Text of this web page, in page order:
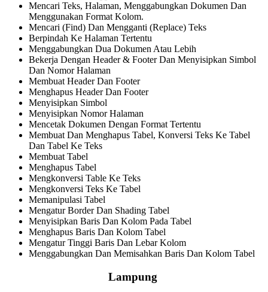
Mencari Teks, Halaman, Menggabungkan Dokumen Dan
Menggunakan Format Kolom.
Mencari (Find) Dan Mengganti (Replace) Teks
Berpindah Ke Halaman Tertentu
Menggabungkan Dua Dokumen Atau Lebih
Bekerja Dengan Header & Footer Dan Menyisipkan Simbol
Dan Nomor Halaman
Membuat Header Dan Footer
Menghapus Header Dan Footer
Menyisipkan Simbol
Menyisipkan Nomor Halaman
Mencetak Dokumen Dengan Format Tertentu
Membuat Dan Menghapus Tabel, Konversi Teks Ke Tabel
Dan Tabel Ke Teks
Membuat Tabel
Menghapus Tabel
Mengkonversi Table Ke Teks
Mengkonversi Teks Ke Tabel
Memanipulasi Tabel
Mengatur Border Dan Shading Tabel
Menyisipkan Baris Dan Kolom Pada Tabel
Menghapus Baris Dan Kolom Tabel
Mengatur Tinggi Baris Dan Lebar Kolom
Menggabungkan Dan Memisahkan Baris Dan Kolom Tabel
Lampung